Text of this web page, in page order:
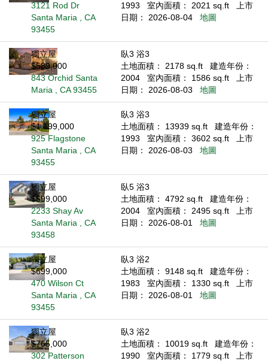
3121 Rod Dr
Santa Maria , CA
93455
1993
室內面積： 2021 sq.ft
上市
日期： 2026-08-04
地圖
獨立屋
$589,000
843 Orchid Santa
Maria , CA 93455
臥3 浴3
土地面積： 2178 sq.ft
建造年份：
2004
室內面積： 1586 sq.ft
上市
日期： 2026-08-03
地圖
獨立屋
$1,199,000
925 Flagstone
Santa Maria , CA
93455
臥3 浴3
土地面積： 13939 sq.ft
建造年份：
1993
室內面積： 3602 sq.ft
上市
日期： 2026-08-03
地圖
獨立屋
$699,000
2233 Shay Av
Santa Maria , CA
93458
臥5 浴3
土地面積： 4792 sq.ft
建造年份：
2004
室內面積： 2495 sq.ft
上市
日期： 2026-08-01
地圖
獨立屋
$699,000
470 Wilson Ct
Santa Maria , CA
93455
臥3 浴2
土地面積： 9148 sq.ft
建造年份：
1983
室內面積： 1330 sq.ft
上市
日期： 2026-08-01
地圖
獨立屋
$765,000
302 Patterson
臥3 浴2
土地面積： 10019 sq.ft
建造年份：
1990
室內面積： 1779 sq.ft
上市